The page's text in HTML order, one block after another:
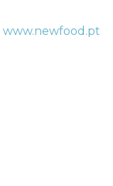
www.newfood.pt